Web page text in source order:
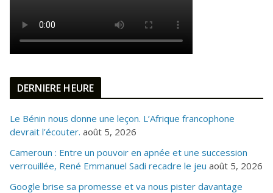
DERNIERE HEURE
Le Bénin nous donne une leçon. L’Afrique francophone
devrait l’écouter. août 5, 2026
Cameroun : Entre un pouvoir en apnée et une succession
verrouillée, René Emmanuel Sadi recadre le jeu août 5, 2026
Google brise sa promesse et va nous pister davantage